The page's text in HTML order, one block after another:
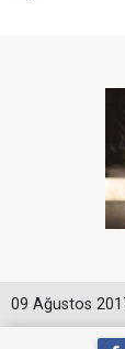
09 Ağustos